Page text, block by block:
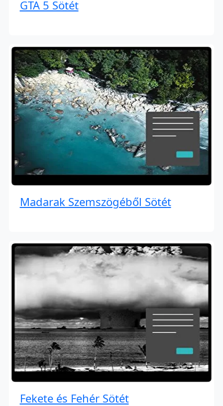
GTA 5 Sötét
Madarak Szemszögéből Sötét
Fekete és Fehér Sötét